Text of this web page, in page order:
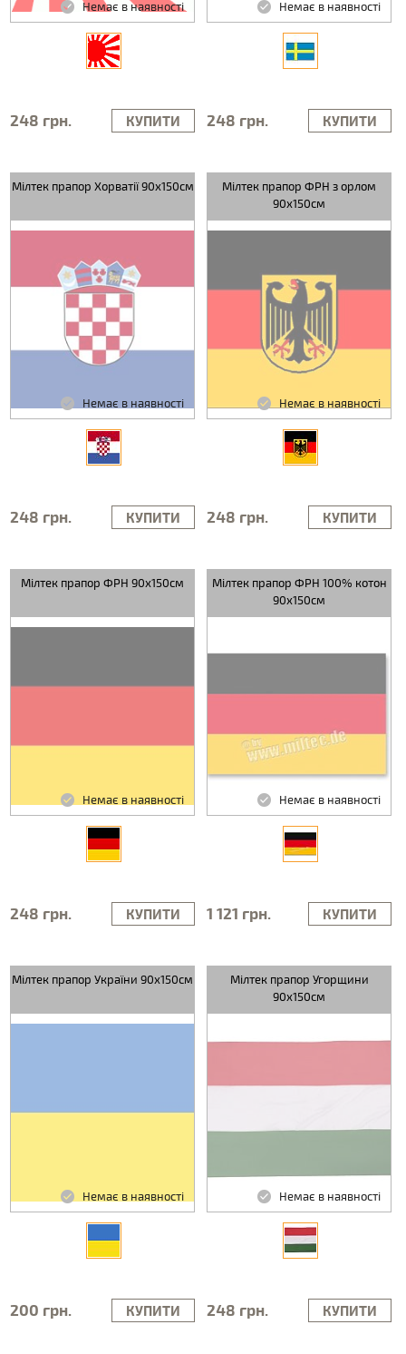
Немає в наявності
248 грн. КУПИТИ
Немає в наявності
248 грн. КУПИТИ
Мілтек прапор Хорватії 90х150см
Немає в наявності
248 грн. КУПИТИ
Мілтек прапор ФРН з орлом
90х150см
Немає в наявності
248 грн. КУПИТИ
Мілтек прапор ФРН 90х150см
Немає в наявності
248 грн. КУПИТИ
Мілтек прапор ФРН 100% котон
90х150см
Немає в наявності
1 121 грн. КУПИТИ
Мілтек прапор України 90х150см
Немає в наявності
200 грн. КУПИТИ
Мілтек прапор Угорщини
90х150см
Немає в наявності
248 грн. КУПИТИ